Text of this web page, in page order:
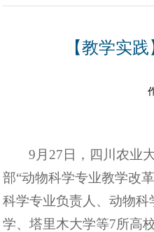
【教学实
9月27日，四川农业
部“动物科学专业教学改
科学专业负责人、动物
学、塔里木大学等7所高